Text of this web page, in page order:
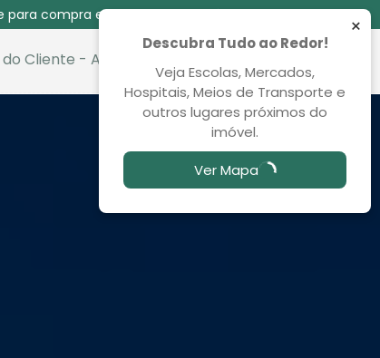
compra e venda das 08:30 às 00:00
Cliente - Aluguel
×
Descubra Tudo ao Redor!
Veja Escolas, Mercados,
Hospitais, Meios de Transporte e
outros lugares próximos do
imóvel.
Ver Mapa